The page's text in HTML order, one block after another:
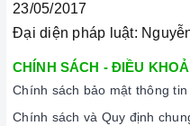
23/05/2017
Đại diện pháp luật:
CHÍNH SÁCH - ĐIỀU
Chính sách bảo mật thông tin
Chính sách và Quy định